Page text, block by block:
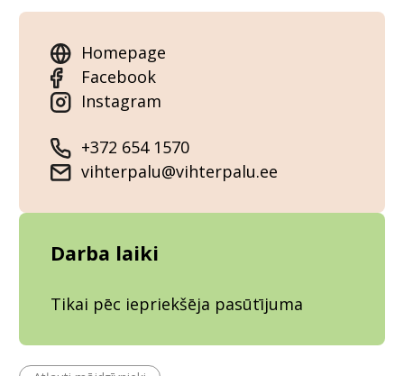
Homepage
Facebook
Instagram
+372 654 1570
vihterpalu@vihterpalu.ee
Darba laiki
Tikai pēc iepriekšēja pasūtījuma